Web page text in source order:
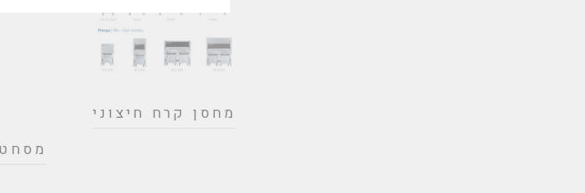
מחסן קרח חיצוני